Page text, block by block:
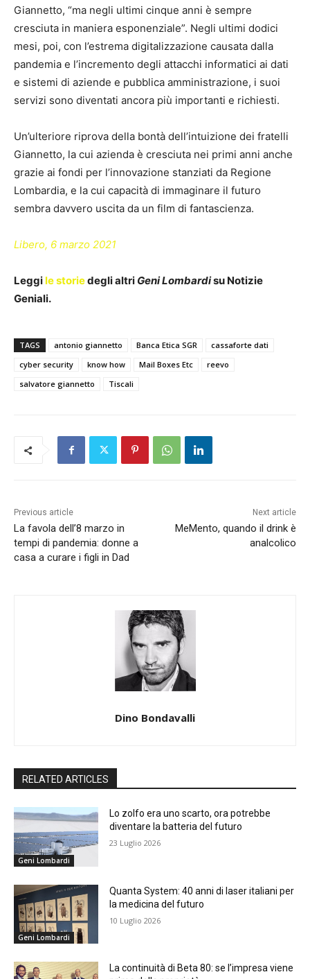
Giannetto, “ma negli ultimi cinque anni è sempre
cresciuta in maniera esponenziale”. Negli ultimi dodici
mesi, poi, con l’estrema digitalizzazione causata dalla
pandemia e l’incremento degli attacchi informatici ai dati
e sistemi di aziende e pubblica amministrazione, i suoi
servizi sono diventati ancora più importanti e richiesti.
Un’ulteriore riprova della bontà dell’intuizione dei fratelli
Giannetto, la cui azienda è cresciuta nei primi anni anche
grazie ai fondi per l’innovazione stanziati da Regione
Lombardia, e la cui capacità di immaginare il futuro
sembra davvero uscita da un film di fantascienza.
Libero, 6 marzo 2021
Leggile storiedegli altri Geni Lombardisu Notizie
Geniali.
TAGS antonio giannetto Banca Etica SGR
cassaforte dati
cyber security
know how Mail Boxes Etc
reevo
salvatore giannetto
Tiscali
Previous article
La favola dell’8 marzo in
tempi di pandemia: donne a
casa a curare i figli in Dad
Next article
MeMento, quando il drink è
analcolico
Dino Bondavalli
RELATED ARTICLES
Geni Lombardi
Lo zolfo era uno scarto, ora potrebbe
diventare la batteria del futuro
23 Luglio 2026
Geni Lombardi
Quanta System: 40 anni di laser italiani per
la medicina del futuro
10 Luglio 2026
La continuità di Beta 80: se l’impresa viene